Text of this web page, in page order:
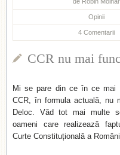
Opinii
4 Comentarii
CCR nu mai
Mi se pare din ce în ce mai
CCR, în formula actuală, nu
Deloc. Văd tot mai multe
oameni care realizează
Curte Constituțională a